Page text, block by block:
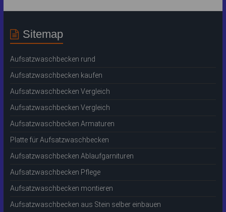
Sitemap
Aufsatzwaschbecken rund
Aufsatzwaschbecken kaufen
Aufsatzwaschbecken Vergleich
Aufsatzwaschbecken Vergleich
Aufsatzwaschbecken Armaturen
Platte für Aufsatzwaschbecken
Aufsatzwaschbecken Ablaufgarnituren
Aufsatzwaschbecken Pflege
Aufsatzwaschbecken montieren
Aufsatzwaschbecken aus Stein selber einbauen